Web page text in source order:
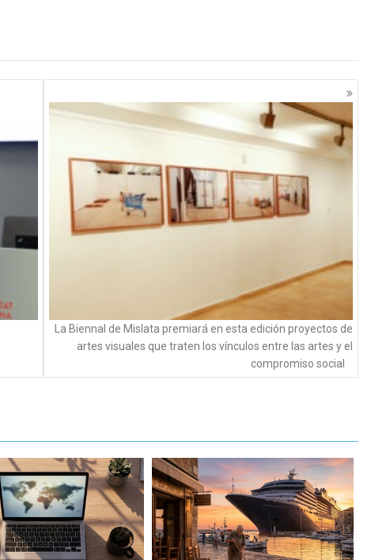
La Biennal de Mislata premiará en esta edición proyectos de
artes visuales que traten los vínculos entre las artes y el
compromiso social